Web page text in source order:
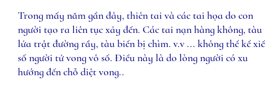
Trong mấy năm gần đây, thiên tai và các tai họa do con
người tạo ra liên tục xảy đến. Các tai nạn hàng không, tàu
lửa trật đường rầy, tàu biển bị chìm. v.v ... không thể kể
số người tử vong vô số. Điều này là do lòng người có xu
hướng đến chỗ diệt vong..